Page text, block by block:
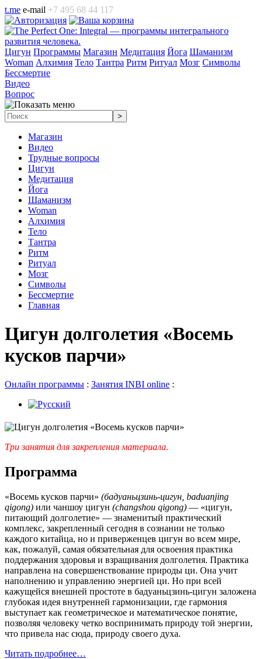
t.me e-mail +7 495 68 44 117
Цигун Программы Магазин Медитация Йога Шаманизм
Woman Алхимия Тело Тантра Ритм Ритуал Мозг Символы
Бессмертие
Видео
Вопрос
Магазин
Видео
Трудные вопросы
Цигун
Медитация
Йога
Шаманизм
Woman
Алхимия
Тело
Тантра
Ритм
Ритуал
Мозг
Символы
Бессмертие
Главная
Цигун долголетия «Восемь
кусков парчи»
Онлайн программы : Занятия INBI online :
Три занятия для закрепления материала.
Программа
«Восемь кусков парчи» (бадуаньцзинь-цигун, baduanjing
qigong) или чаншоу цигун (changshou qigong) — «цигун,
питающий долголетие» — знаменитый практический
комплекс, закрепленный сегодня в сознании не только
каждого китайца, но и приверженцев цигун во всем мире,
как, пожалуй, самая обязательная для освоения практика
поддержания здоровья и взращивания долголетия. Практика
направлена на совершенствование природы ци. Она учит
наполнению и управлению энергией ци. Но при всей
кажущейся внешней простоте в бадуаньцзинь-цигун заложена
глубокая идея внутренней гармонизации, где гармония
выступает как геометрическое и математическое понятие,
позволяя человеку четко воспринимать природу той энергии,
что привела нас сюда, природу своего духа.
Читать подробнее…